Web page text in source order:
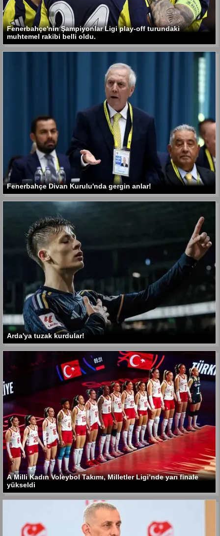
Fenerbahçe'nin Şampiyonlar Ligi play-off turundaki
muhtemel rakibi belli oldu.
Fenerbahçe Divan Kurulu'nda gergin anlar!
Arda'ya tuzak kurdular!
A Milli Kadın Voleybol Takımı, Milletler Ligi’nde yarı finale
yükseldi